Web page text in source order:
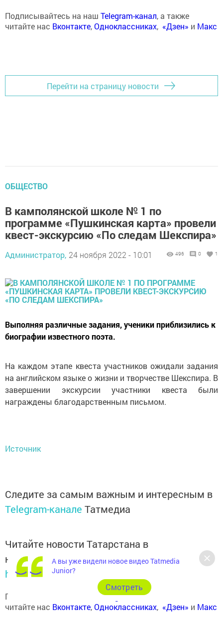
Подписывайтесь на наш Telegram-канал, а также
читайте нас Вконтакте,Одноклассниках, «Дзен» и Макс
Перейти на страницу новости
ОБЩЕСТВО
В камполянской школе № 1 по
программе «Пушкинская карта» провели
квест-экскурсию «По следам Шекспира»
Администратор, 24 ноября 2022 - 10:01 496 0 1
Выполняя различные задания, ученики приблизились к
биографии известного поэта.
На каждом этапе квеста участников ожидали задания
на английском языке о жизни и творчестве Шекспира. В
завершении экскурсии участники квеста были
награждены благодарственным письмом.
Источник
Следите за самым важным и интересным в
Telegram-канале Татмедиа
Читайте новости Татарстана в
национальном мессенджере MАХ:
https://max.ru/tatmedia
Подписывайтесь на нашTelegram-канал
читайте нас Вконтакте,Одноклассниках, «Дзен» и Макс
А вы уже видели новое видео Tatmedia
Junior?
Cмотреть